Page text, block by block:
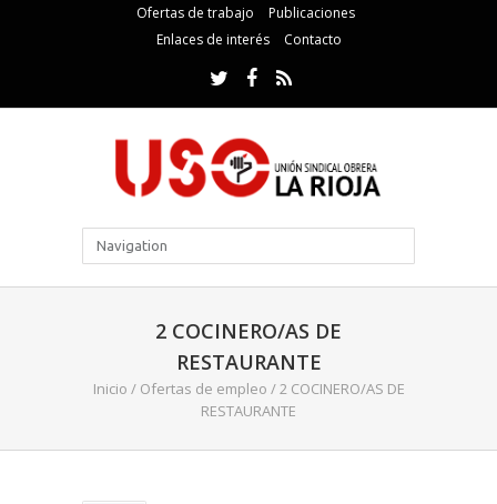
Ofertas de trabajo
Publicaciones
Enlaces de interés
Contacto
2 COCINERO/AS DE
RESTAURANTE
Inicio / Ofertas de empleo /2 COCINERO/AS DE
RESTAURANTE